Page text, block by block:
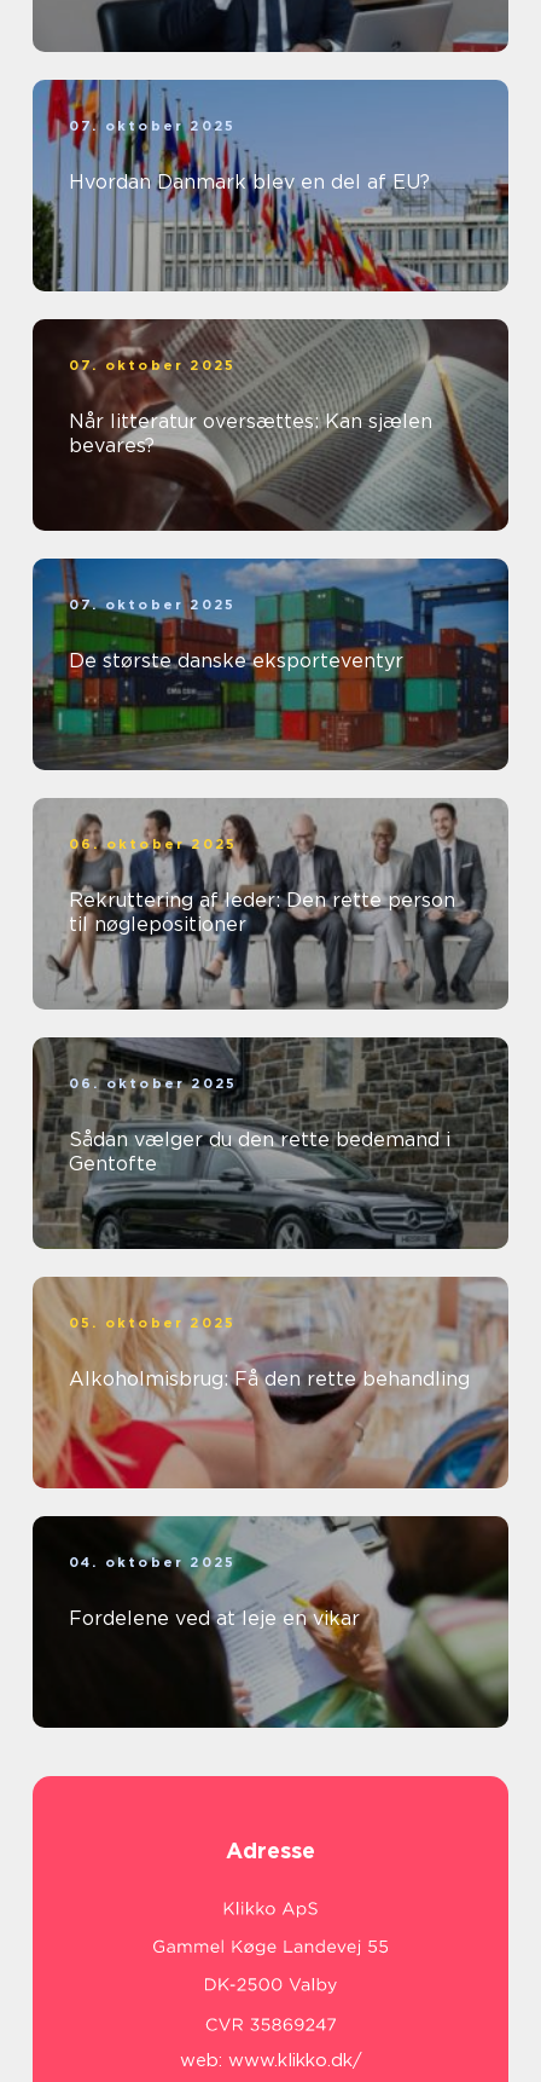
07. oktober 2025
Hvordan Danmark blev en del af EU?
07. oktober 2025
Når litteratur oversættes: Kan sjælen
bevares?
07. oktober 2025
De største danske eksporteventyr
06. oktober 2025
Rekruttering af leder: Den rette person
til nøglepositioner
06. oktober 2025
Sådan vælger du den rette bedemand i
Gentofte
05. oktober 2025
Alkoholmisbrug: Få den rette behandling
04. oktober 2025
Fordelene ved at leje en vikar
Adresse
web: www.klikko.dk/